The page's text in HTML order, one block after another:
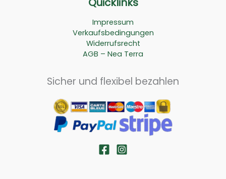
Impressum
Verkaufsbedingungen
Widerrufsrecht
AGB – Nea Terra
Sicher und flexibel bezahlen